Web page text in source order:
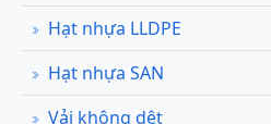
Hạt nhựa LLDPE
Hạt nhựa SAN
Vải không dệt